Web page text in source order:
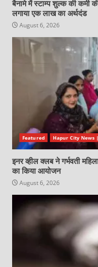
बैनामे में स्टाम्प शुल्क की कमी
लगाया एक लाख का अर्थदंड
August 6, 2026
Featured Hapur City News
इनर व्हील क्लब ने गर्भवती
का किया आयोजन
August 6, 2026